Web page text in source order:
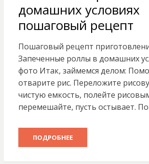
домашних условиях
пошаговый рецепт
Пошаговый рецепт
Запеченные роллы в домашних
фото Итак, займемся делом:
отварите рис. Переложите
чистую емкость, полейте
перемешайте, пусть остывает.
ПОДРОБНЕЕ